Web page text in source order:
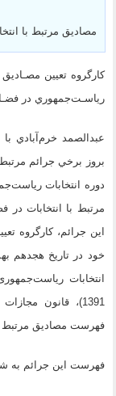
مصادیق مرتبط با
كارگروه تعیین
رياسـت‌جمهوري در
عبدالصمد خرم‌آبادي
بروز برخي جرائم
دوره انتخابات
مرتبط با انتخابات در
این جرائم، کارگروه
انتخابات
1391)، قانون
فهرست مصادیق مرتبط
فهرست اين جرائم به